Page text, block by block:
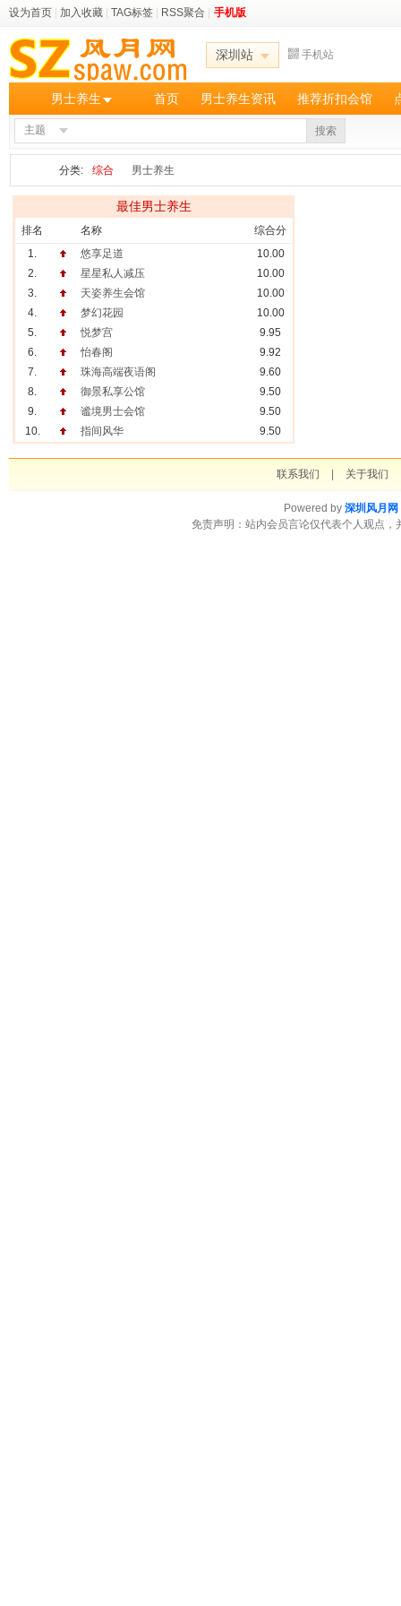
设为首页 加入收藏 TAG标签 RSS聚合 手机版
深圳站 手机站
男士养生 首页 男士养生资讯 推荐折扣会馆
主题 搜索
分类: 综合 男士养生
最佳男士养生
排名 名称
综合分
1.
悠享足道
10.00
2.
星星私人减压
10.00
3.
天姿养生会馆
10.00
4.
梦幻花园
10.00
5.
悦梦宫
9.95
6.
怡春阁
9.92
7.
珠海高端夜语阁
9.60
8.
御景私享公馆
9.50
9.
谧境男士会馆
9.50
10.
指间风华 9.50
联系我们 关于我们
Powered by 深圳风月网
免责声明：站内会员言论仅代表个人观点